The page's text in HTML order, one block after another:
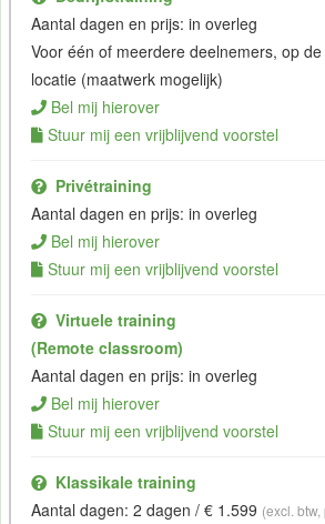
Aantal dagen en prijs: in overleg
Voor één of meerdere deelnemers, op
locatie (maatwerk mogelijk)
Bel mij hierover
Stuur mij een vrijblijvend voorstel
Privétraining
Aantal dagen en prijs: in overleg
Bel mij hierover
Stuur mij een vrijblijvend voorstel
Virtuele training
(Remote classroom)
Aantal dagen en prijs: in overleg
Bel mij hierover
Stuur mij een vrijblijvend voorstel
Klassikale training
Aantal dagen: 2 dagen / € 1.599 (excl.